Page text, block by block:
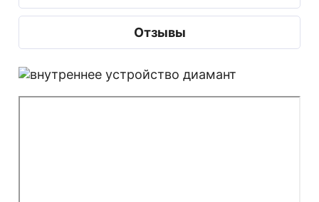
Отзывы